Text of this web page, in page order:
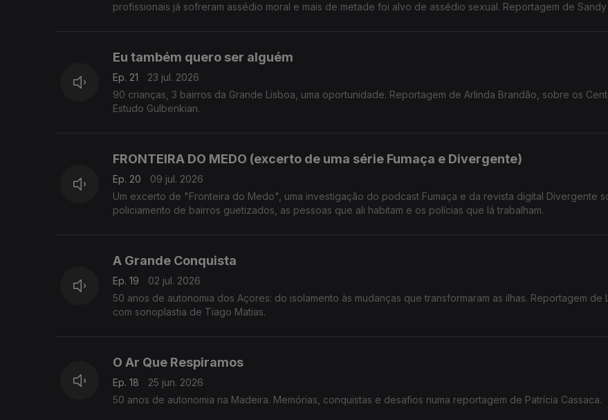
profissionais já sofreram assédio moral e mais de metade foi alvo de assédio sexual. Reportagem de Sandy
Eu também quero ser alguém
Ep. 21
23 jul. 2026
90 crianças, 3 bairros da Grande Lisboa, uma oportunidade. Reportagem de Arlinda Brandão, sobre os
Estudo Gulbenkian.
FRONTEIRA DO MEDO (excerto de uma série Fumaça e Divergente)
Ep. 20
09 jul. 2026
Um excerto de "Fronteira do Medo", uma investigação do podcast Fumaça e da revista digital Divergente sobre o
policiamento de bairros guetizados, as pessoas que ali habitam e os polícias que lá trabalham.
A Grande Conquista
Ep. 19
02 jul. 2026
50 anos de autonomia dos Açores: do isolamento às mudanças que transformaram as ilhas. Reportagem de
com sonoplastia de Tiago Matias.
O Ar Que Respiramos
Ep. 18
25 jun. 2026
50 anos de autonomia na Madeira. Memórias, conquistas e desafios numa reportagem de Patrícia Cassaca.